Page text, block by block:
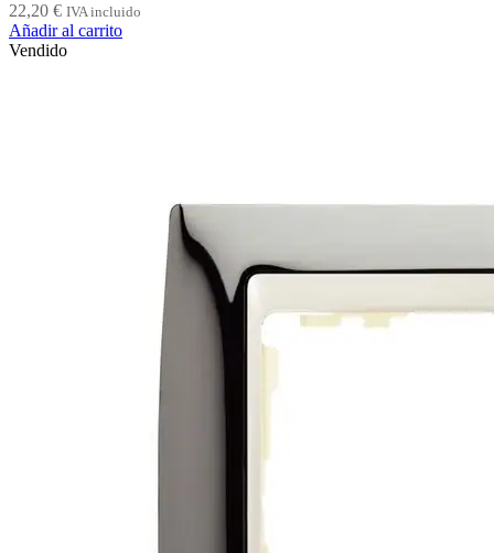
22,20 € IVA incluido
Añadir al carrito
Vendido